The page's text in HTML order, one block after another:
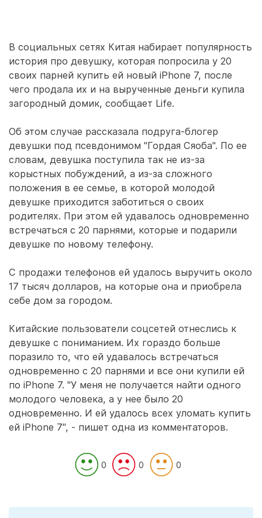
В социальных сетях Китая набирает популярность
история про девушку, которая попросила у 20
своих парней купить ей новый iPhone 7, после
чего продала их и на вырученные деньги купила
загородный домик, сообщает Life.
Об этом случае рассказала подруга-блогер
девушки под псевдонимом "Гордая Сяоба". По ее
словам, девушка поступила так не из-за
корыстных побуждений, а из-за сложного
положения в ее семье, в которой молодой
девушке приходится заботиться о своих
родителях. При этом ей удавалось одновременно
встречаться с 20 парнями, которые и подарили
девушке по новому телефону.
С продажи телефонов ей удалось выручить около
17 тысяч долларов, на которые она и приобрела
себе дом за городом.
Китайские пользователи соцсетей отнеслись к
девушке с пониманием. Их гораздо больше
поразило то, что ей удавалось встречаться
одновременно с 20 парнями и все они купили ей
по iPhone 7. "У меня не получается найти одного
молодого человека, а у нее было 20
одновременно. И ей удалось всех уломать купить
ей iPhone 7", - пишет одна из комментаторов.
0 0 0